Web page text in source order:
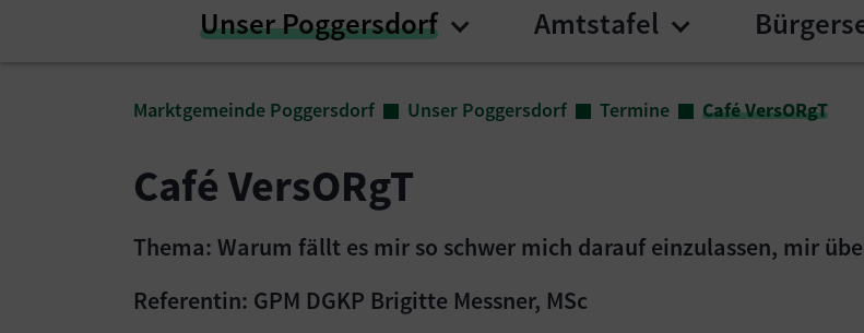
Unser Poggersdorf Submenu for "Unser
Amtstafel Submenu for
Marktgemeinde Poggersdorf Unser Poggersdorf Termine Café VersORgT
Café VersORgT
Thema: Warum fällt es mir so schwer mich darauf einzulassen, mir
Referentin: GPM DGKP Brigitte Messner, MSc